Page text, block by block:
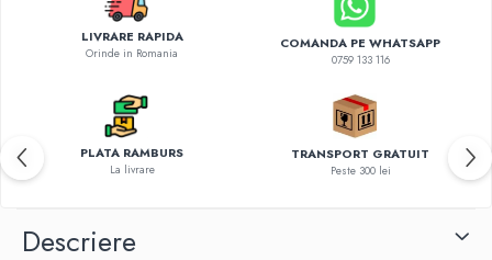
LIVRARE RAPIDA
Orinde in Romania
COMANDA PE WHATSAPP
0759 133 116
PLATA RAMBURS
La livrare
TRANSPORT GRATUIT
Peste 300 lei
Descriere